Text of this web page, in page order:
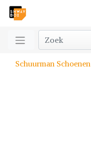
Schuurman Schoenen